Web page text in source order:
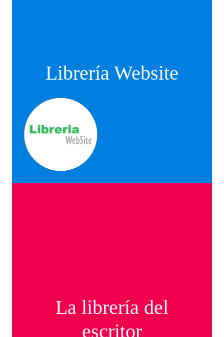
Librería Website
La librería del
escritor